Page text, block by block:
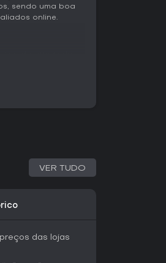
sendo uma boa
online.
pontaria. O
o grupo.
puxando
para serem
VER TUDO
das lojas